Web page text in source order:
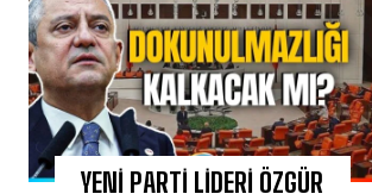
YENİ PARTİ LİDERİ ÖZGÜR